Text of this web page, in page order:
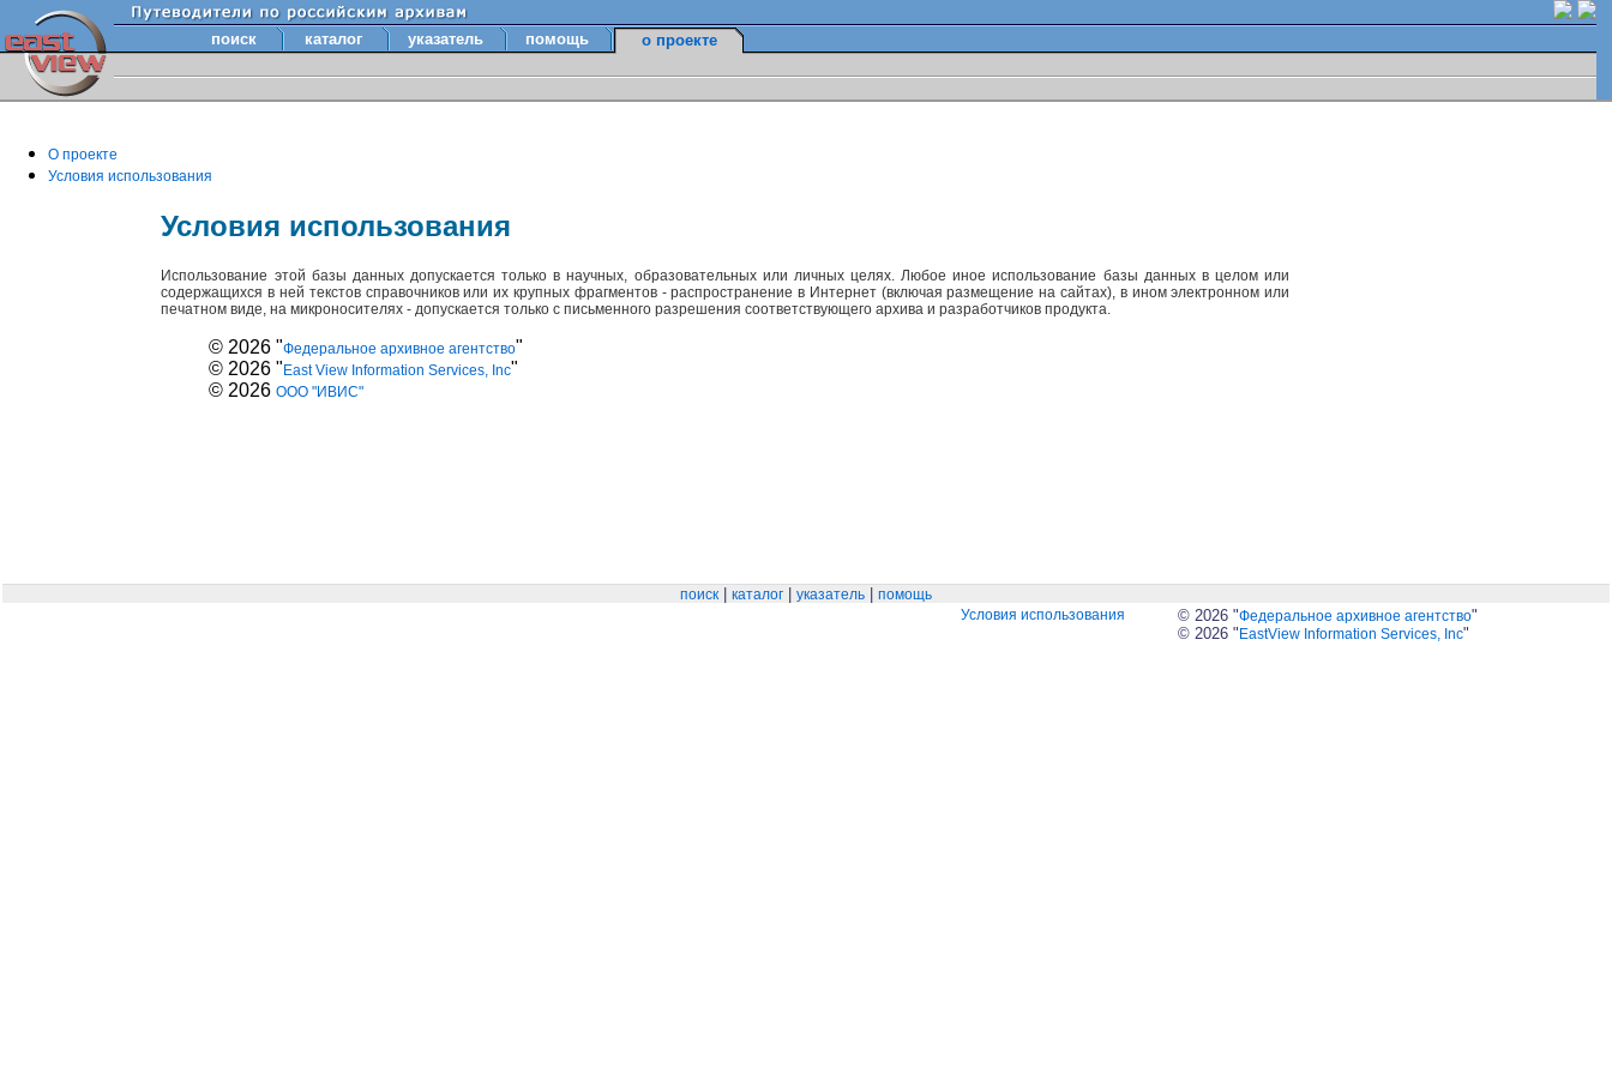
поиск каталог указатель помощь о проекте
О проекте
Условия использования
Условия использования
Использование этой базы данных допускается только в научных, образовательных или личных целях. Любое иное использование базы данных в целом или
содержащихся в ней текстов справочников или их крупных фрагментов - распространение в Интернет (включая размещение на сайтах), в ином электронном или
печатном виде, на микроносителях - допускается только с письменного разрешения соответствующего архива и разработчиков продукта.
© 2026 "Федеральное архивное агентство"
© 2026 " East View Information Services, Inc"
© 2026ООО "ИВИС"
поиск каталог указатель
помощь
Условия использования
© 2026 "Федеральное архивное агентство"
© 2026 " EastView Information Services, Inc"